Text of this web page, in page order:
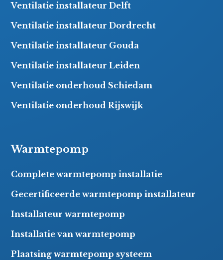
Ventilatie installateur Delft
Ventilatie installateur Dordrecht
Ventilatie installateur Gouda
Ventilatie installateur Leiden
Ventilatie onderhoud Schiedam
Ventilatie onderhoud Rijswijk
Warmtepomp
Complete warmtepomp installatie
Gecertificeerde warmtepomp installateur
Installateur warmtepomp
Installatie van warmtepomp
Plaatsing warmtepomp systeem